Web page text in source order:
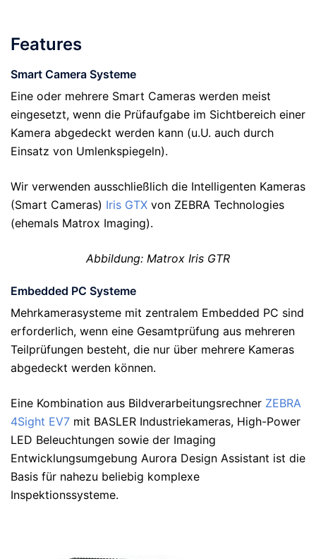
Features
Smart Camera Systeme
Eine oder mehrere Smart Cameras werden meist
eingesetzt, wenn die Prüfaufgabe im Sichtbereich einer
Kamera abgedeckt werden kann (u.U. auch durch
Einsatz von Umlenkspiegeln).
Wir verwenden ausschließlich die Intelligenten Kameras
(Smart Cameras) Iris GTX von ZEBRA Technologies
(ehemals Matrox Imaging).
Abbildung: Matrox Iris GTR
Embedded PC Systeme
Mehrkamerasysteme mit zentralem Embedded PC sind
erforderlich, wenn eine Gesamtprüfung aus mehreren
Teilprüfungen besteht, die nur über mehrere Kameras
abgedeckt werden können.
Eine Kombination aus Bildverarbeitungsrechner ZEBRA
4Sight EV7 mit BASLER Industriekameras, High-Power
LED Beleuchtungen sowie der Imaging
Entwicklungsumgebung Aurora Design Assistant ist die
Basis für nahezu beliebig komplexe
Inspektionssysteme.